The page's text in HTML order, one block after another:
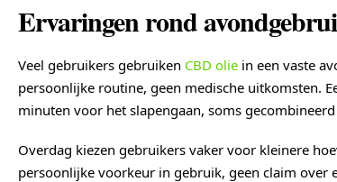
Ervaringen rond
Veel gebruikers gebruiken CBD olie in een vaste
persoonlijke routine, geen medische uitkomsten.
minuten voor het slapengaan, soms
Overdag kiezen gebruikers vaker voor kleinere
persoonlijke voorkeur in gebruik, geen claim over